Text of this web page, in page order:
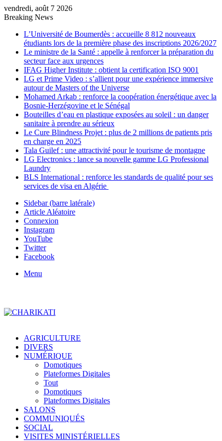
vendredi, août 7 2026
Breaking News
L’Université de Boumerdès : accueille 8 812 nouveaux
étudiants lors de la première phase des inscriptions 2026/2027
Le ministre de la Santé : appelle à renforcer la préparation du
secteur face aux urgences
IFAG Higher Institute : obtient la certification ISO 9001
LG et Prime Video : s’allient pour une expérience immersive
autour de Masters of the Universe
Mohamed Arkab : renforce la coopération énergétique avec la
Bosnie-Herzégovine et le Sénégal
Bouteilles d’eau en plastique exposées au soleil : un danger
sanitaire à prendre au sérieux
Le Cure Blindness Projet : plus de 2 millions de patients pris
en charge en 2025
Tala Guilef : une attractivité pour le tourisme de montagne
LG Electronics : lance sa nouvelle gamme LG Professional
Laundry
BLS International : renforce les standards de qualité pour ses
services de visa en Algérie
Sidebar (barre latérale)
Article Aléatoire
Connexion
Instagram
YouTube
Twitter
Facebook
Menu
AGRICULTURE
DIVERS
NUMÉRIQUE
Domotiques
Plateformes Digitales
Tout
Domotiques
Plateformes Digitales
SALONS
COMMUNIQUÉS
SOCIAL
VISITES MINISTÉRIELLES